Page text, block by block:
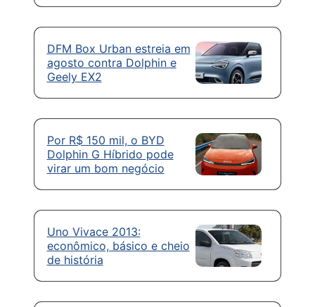
DFM Box Urban estreia em
agosto contra Dolphin e
Geely EX2
Por R$ 150 mil, o BYD
Dolphin G Híbrido pode
virar um bom negócio
Uno Vivace 2013:
econômico, básico e cheio
de história